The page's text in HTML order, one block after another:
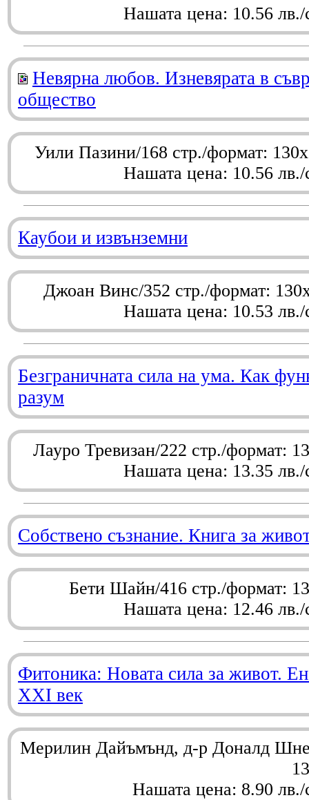
Нашата цена: 10.56 лв./
Невярна любов. Изневярата в
общество
Уили Пазини/168 стр./формат:
Нашата цена: 10.56 лв./
Каубои и извънземни
Джоан Винс/352 стр./формат:
Нашата цена: 10.53 лв./
Безграничната сила на ума. Как
разум
Лауро Тревизан/222 стр./формат:
Нашата цена: 13.35 лв./
Собствено съзнание. Книга за
Бети Шайн/416 стр./формат:
Нашата цена: 12.46 лв./
Фитоника: Новата сила за живот.
XXI век
Мерилин Дайъмънд, д-р Доналд
Нашата цена: 8.90 лв./